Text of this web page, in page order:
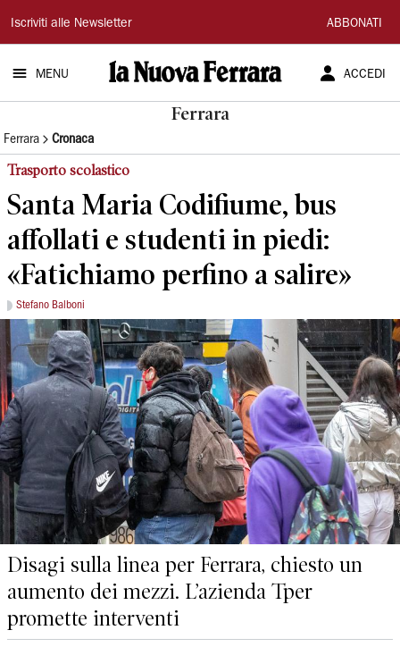
La
Nuova
Ferrara
Iscriviti alle Newsletter ABBONATI
MENU ACCEDI
Ferrara
Ferrara Cronaca
Trasporto scolastico
Santa Maria Codifiume, bus
affollati e studenti in piedi:
«Fatichiamo perfino a salire»
Stefano Balboni
Disagi sulla linea per Ferrara, chiesto un
aumento dei mezzi. L’azienda Tper
promette interventi